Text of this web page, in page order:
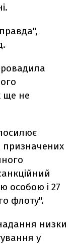
ще не
призначених
особою і 27
флоту".
низки
у